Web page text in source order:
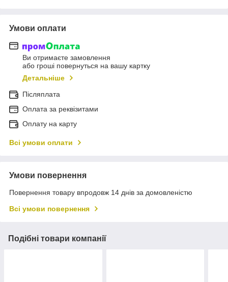
Умови оплати
Ви отримаєте замовлення
або гроші повернуться на вашу картку
Детальніше
Післяплата
Оплата за реквізитами
Оплату на карту
Всі умови оплати
Умови повернення
Повернення товару впродовж 14 днів за домовленістю
Всі умови повернення
Подібні товари компанії